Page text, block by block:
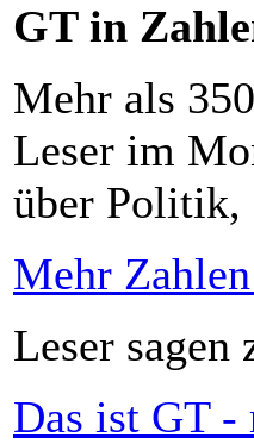
GT in
Mehr als
Leser im
über Politik,
Mehr
Leser sagen
Das ist GT -